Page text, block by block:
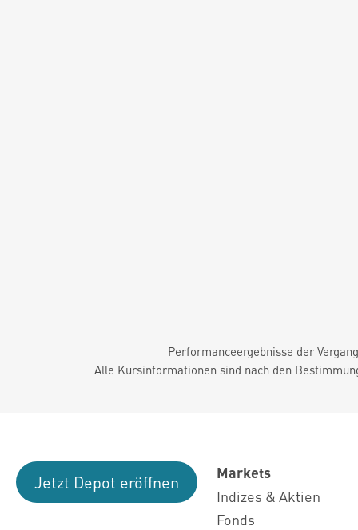
Performanceergebnisse der
Alle Kursinformationen sind nach den
Jetzt Depot eröffnen
Markets
Indizes & Aktien
Fonds